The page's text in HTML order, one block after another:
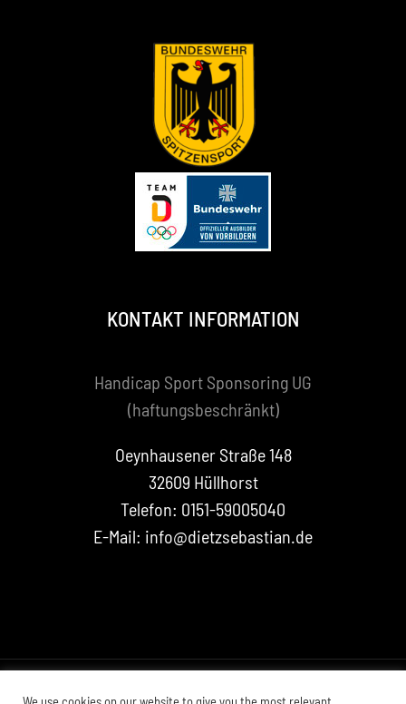
KONTAKT INFORMATION
Handicap Sport Sponsoring UG
(haftungsbeschränkt)
Oeynhausener Straße 148
32609 Hüllhorst
Telefon: 0151-59005040
E-Mail: info@dietzsebastian.de